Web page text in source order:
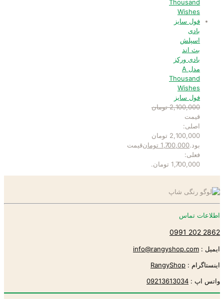
بادی
اسپلش
بث اند
بادی ورکز
مدل A
Thousand
Wishes
فول سایز
2,100,000 تومان
قیمت
اصلی:
2,100,000 تومان
بود.1,700,000 تومانقیمت
فعلی:
1,700,000 تومان.
اطلاعات تماس
2862 202 0991
ایمیل : info@rangyshop.com
اینستاگرام : RangyShop
واتس اپ : 09213613034